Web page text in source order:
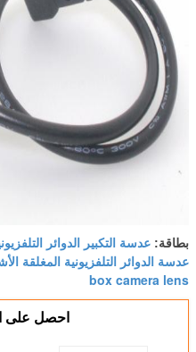
بطاقة: عدسة التكبير الدوائر
عدسة الدوائر التلفزيونية المغلقة
box camera lens
احصل